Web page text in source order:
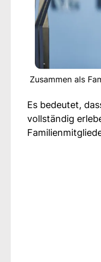
Zusammen als
Es bedeutet,
vollständig